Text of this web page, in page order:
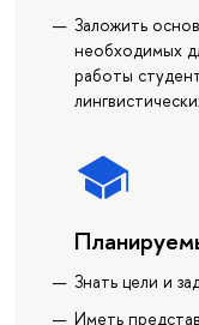
Заложить
необходимых
работы
Знать цели и
Иметь